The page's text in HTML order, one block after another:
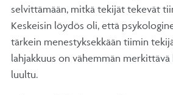
selvittämään, mitkä tekijät tekevät
Keskeisin löydös oli, että
tärkein menestyksekkään tiimin
lahjakkuus on vähemmän
luultu.